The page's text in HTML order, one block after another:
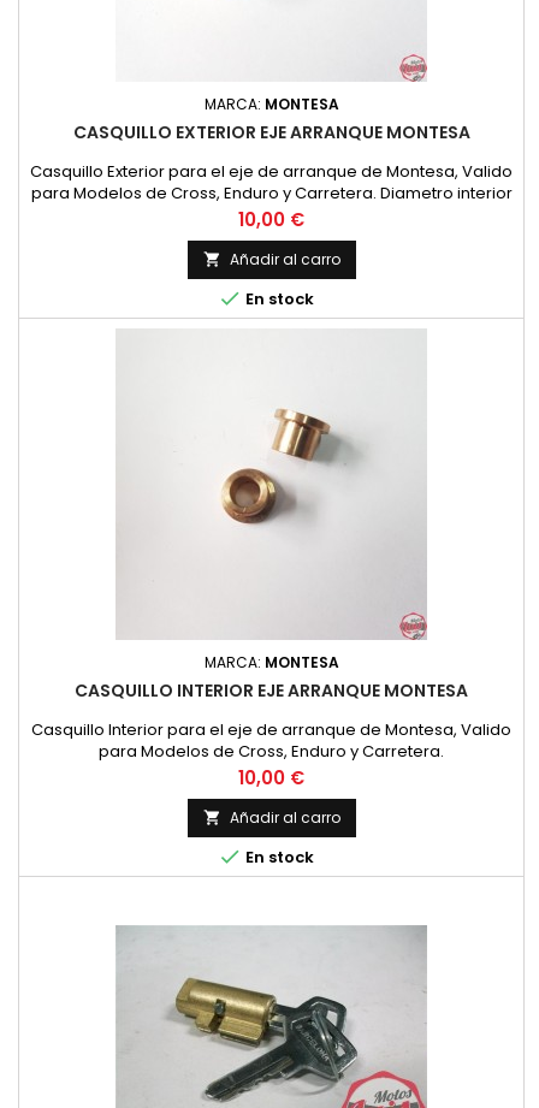
MARCA: MONTESA
CASQUILLO EXTERIOR EJE ARRANQUE MONTESA
Casquillo Exterior para el eje de arranque de Montesa, Valido
para Modelos de Cross, Enduro y Carretera. Diametro interior
16 mm. Diametro exterior 22 mm. y con voladizo de 28 mm.
Espesor de 10 mm. en total.
Precio
10,00 €
 Añadir al carro
 En stock
MARCA: MONTESA
CASQUILLO INTERIOR EJE ARRANQUE MONTESA
Casquillo Interior para el eje de arranque de Montesa, Valido
para Modelos de Cross, Enduro y Carretera.
Precio
10,00 €
 Añadir al carro
 En stock